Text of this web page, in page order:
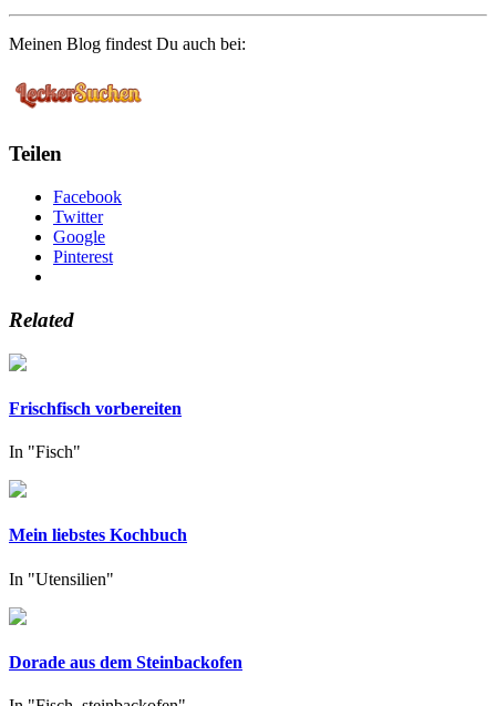
Meinen Blog findest Du auch bei:
Teilen
Facebook
Twitter
Google
Pinterest
Related
Frischfisch vorbereiten
In "Fisch"
Mein liebstes Kochbuch
In "Utensilien"
Dorade aus dem Steinbackofen